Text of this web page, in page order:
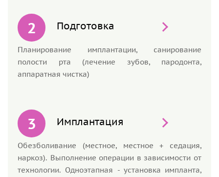
Подготовка
Планирование имплантации, санирование
полости рта (лечение зубов, пародонта,
аппаратная чистка)
Имплантация
Обезболивание (местное, местное + седация,
наркоз). Выполнение операции в зависимости от
технологии. Одноэтапная - установка импланта,